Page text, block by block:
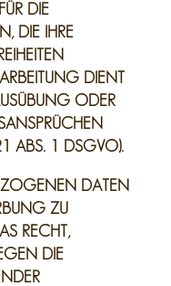
DIE
DIE IHRE
DIENT
ODER
ABS. 1 DSGVO).
DATEN
ZU
RECHT,
DIE